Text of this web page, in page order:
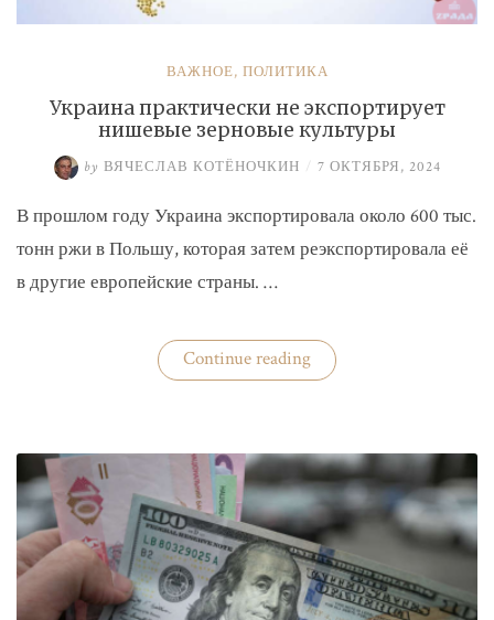
ВАЖНОЕ, ПОЛИТИКА
Украина практически не экспортирует
нишевые зерновые культуры
by ВЯЧЕСЛАВ КОТЁНОЧКИН / 7 ОКТЯБРЯ, 2024
В прошлом году Украина экспортировала около 600 тыс.
тонн ржи в Польшу, которая затем реэкспортировала её
в другие европейские страны. …
Continue reading«Украина
практически
зерновые
культуры»